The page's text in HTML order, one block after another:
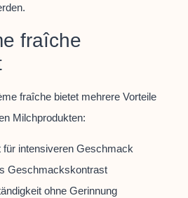
fraîche
fraîche bietet mehrere Vorteile
Milchprodukten:
für intensiveren Geschmack
Geschmackskontrast
ohne Gerinnung